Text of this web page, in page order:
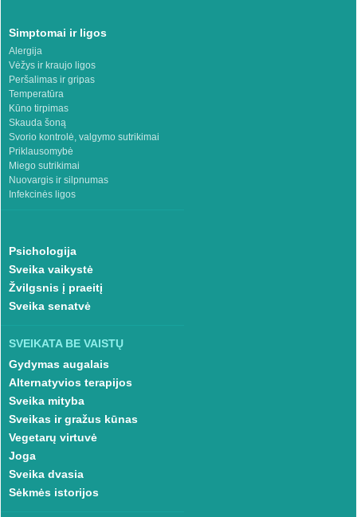
Simptomai ir ligos
Alergija
Vėžys ir kraujo ligos
Peršalimas ir gripas
Temperatūra
Kūno tirpimas
Skauda šoną
Svorio kontrolė, valgymo sutrikimai
Priklausomybė
Miego sutrikimai
Nuovargis ir silpnumas
Infekcinės ligos
Psichologija
Sveika vaikystė
Žvilgsnis į praeitį
Sveika senatvė
SVEIKATA BE VAISTŲ
Gydymas augalais
Alternatyvios terapijos
Sveika mityba
Sveikas ir gražus kūnas
Vegetarų virtuvė
Joga
Sveika dvasia
Sėkmės istorijos